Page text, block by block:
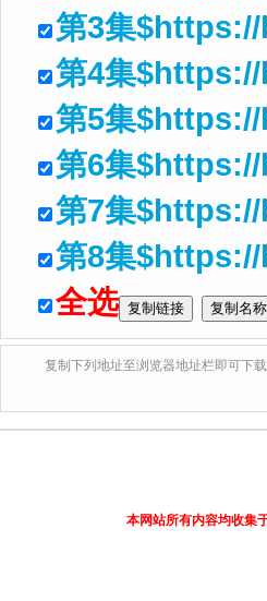
第3集
第4集
第5集
第6集
第7集
第8集
全选
复制下列地址至浏览器地址栏即可下
本网站所有内容均收集